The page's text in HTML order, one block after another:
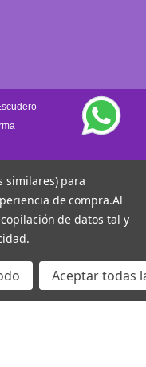
similares) para
de compra.Al
de datos tal y
.
Aceptar todas